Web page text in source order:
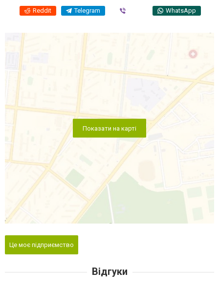
Reddit Telegram WhatsApp
Показати на карті
Це моє підприємство
Відгуки